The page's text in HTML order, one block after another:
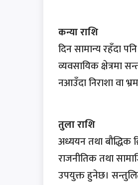
कन्या राशि
दिन सामान्य रहँदा
व्यवसायिक क्षेत्रमा
नआउँदा निराशा वा
तुला राशि
अध्ययन तथा बौद्धिक
राजनीतिक तथा
उपयुक्त हुनेछ।